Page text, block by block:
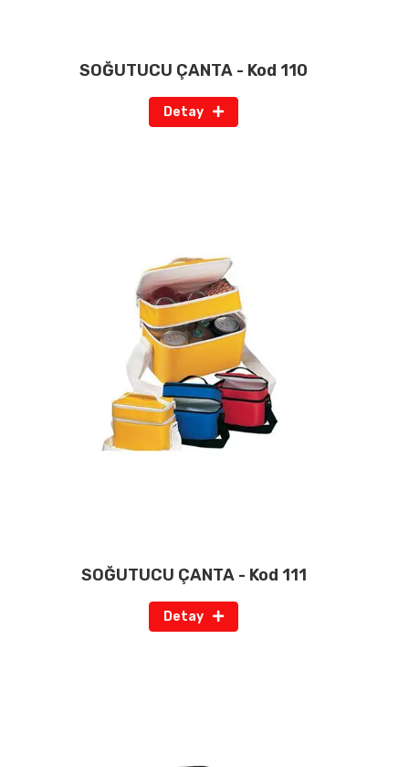
SOĞUTUCU ÇANTA - Kod 110
Detay
SOĞUTUCU ÇANTA - Kod 111
Detay